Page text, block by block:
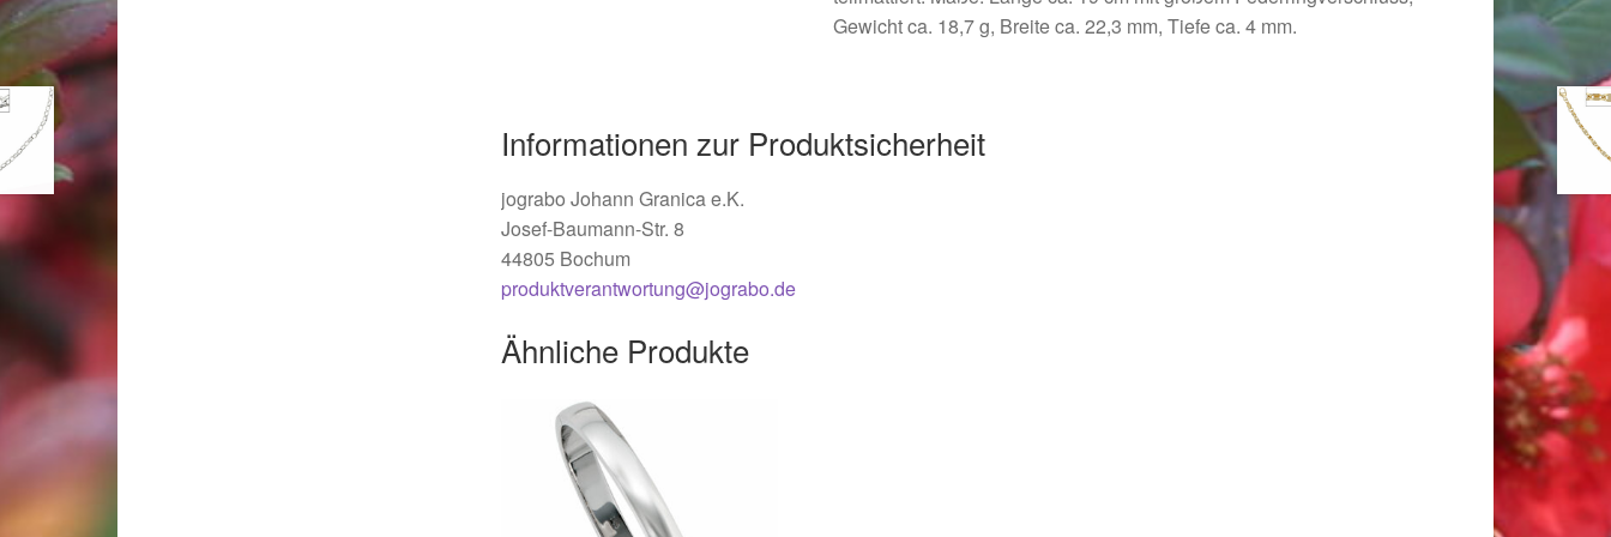
Gewicht ca. 18,7 g, Breite ca. 22,3 mm, Tiefe ca. 4 mm.
Informationen zur Produktsicherheit
jograbo Johann Granica e.K.
Josef-Baumann-Str. 8
44805 Bochum
produktverantwortung@jograbo.de
Ähnliche Produkte